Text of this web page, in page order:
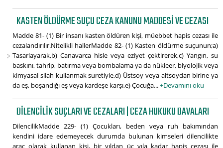
KASTEN ÖLDÜRME SUÇU CEZA KANUNU MADDESI VE CEZASI
Madde 81- (1) Bir insanı kasten öldüren kişi, müebbet hapis cezası ile
cezalandırılır.Nitelikli hallerMadde 82- (1) Kasten öldürme suçunun;a)
Tasarlayarak,b) Canavarca hisle veya eziyet çektirerek,c) Yangın, su
baskını, tahrip, batırma veya bombalama ya da nükleer, biyolojik veya
kimyasal silah kullanmak suretiyle,d) Üstsoy veya altsoydan birine ya
da eş, boşandığı eş veya kardeşe karşı,e) Çocuğa...+Devamını oku
DILENCILIK SUÇLARI VE CEZALARI | CEZA HUKUKU DAVALARI
DilencilikMadde 229- (1) Çocukları, beden veya ruh bakımından
kendini idare edemeyecek durumda bulunan kimseleri dilencilikte
araç olarak kullanan kişi, bir yıldan üç yıla kadar hapis cezası ile